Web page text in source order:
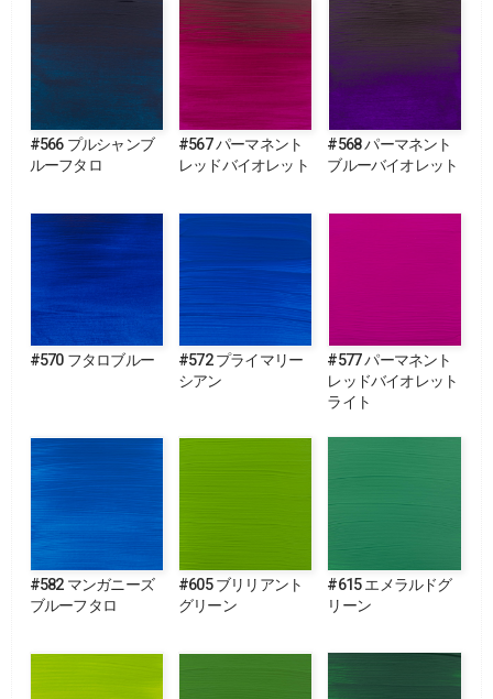
#566 プルシャンブ
ルーフタロ
#567 パーマネント
レッドバイオレット
#568 パーマネント
ブルーバイオレット
#570 フタロブルー
#572 プライマリー
シアン
#577 パーマネント
レッドバイオレット
ライト
#582 マンガニーズ
ブルーフタロ
#605 ブリリアント
グリーン
#615 エメラルドグ
リーン